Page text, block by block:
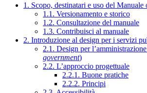
1. Scopo, destinatari e uso del Manuale
1.1. Versionamento e storico
1.2. Consultazione del manuale
1.3. Contribuisci al manuale
2. Introduzione al design per i servizi
2.1. Design per
government)
2.2. L’approccio progettuale
2.2.1. Buone pratiche
2.2.2. Principi